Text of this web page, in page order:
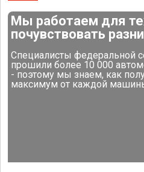
Мы работаем для
почувствовать
Специалисты федеральной
прошили более 10 000
- поэтому мы знаем, как
максимум от каждой